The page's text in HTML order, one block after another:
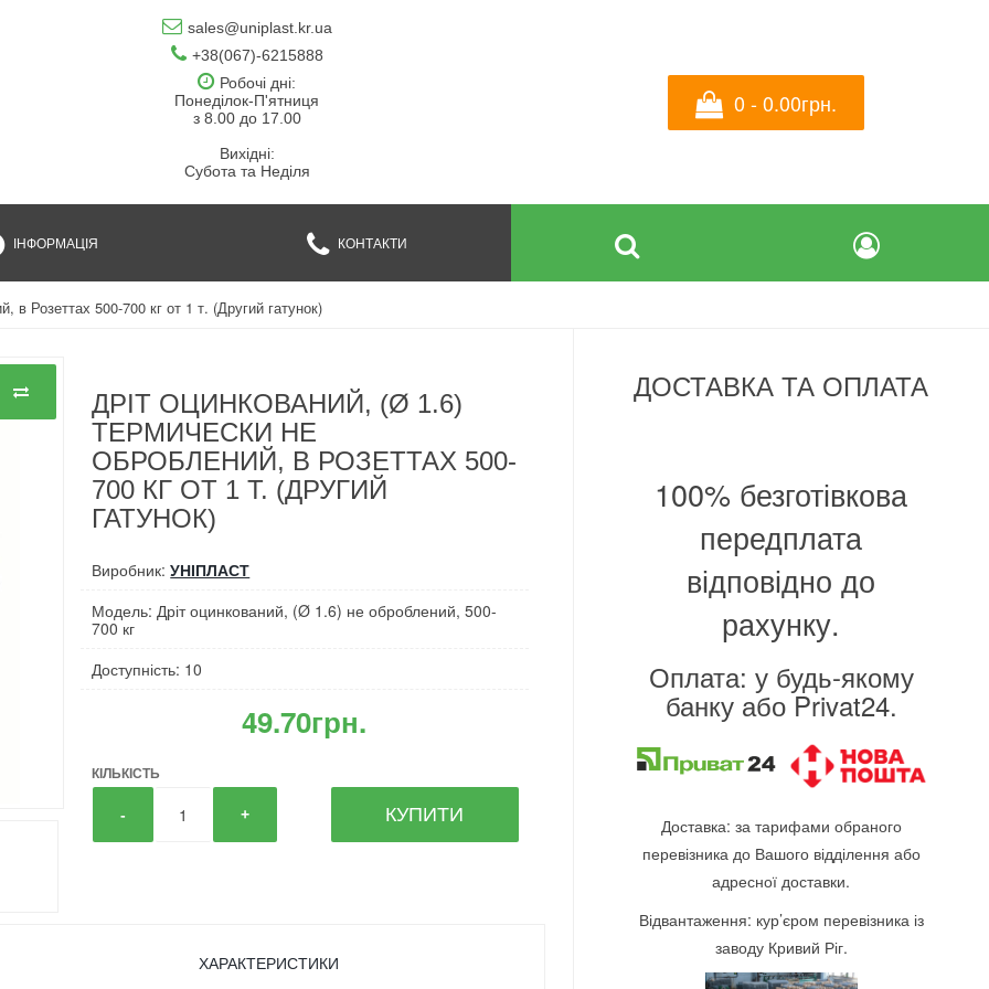
sales@uniplast.kr.ua
+38(067)-6215888
Робочі дні:
Понеділок-П'ятниця
з 8.00 до 17.00
Вихідні:
Субота та Неділя
0 - 0.00грн.
ІНФОРМАЦІЯ КОНТАКТИ
в Розеттах 500-700 кг от 1 т. (Другий гатунок)
ДРІТ ОЦИНКОВАНИЙ, (Ø 1.6)
ТЕРМИЧЕСКИ НЕ
ОБРОБЛЕНИЙ, В РОЗЕТТАХ 500-
700 КГ ОТ 1 Т. (ДРУГИЙ
ГАТУНОК)
Виробник:УНІПЛАСТ
Модель: Дріт оцинкований, (Ø 1.6) не оброблений, 500-
700 кг
Доступність: 10
49.70грн.
КІЛЬКІСТЬ
- + КУПИТИ
ХАРАКТЕРИСТИКИ
ДОСТАВКА ТА ОПЛАТА
100% безготівкова
передплата
відповідно до
рахунку.
Оплата: у будь-якому
банку або Privat24.
Доставка: за тарифами обраного
перевізника до Вашого відділення або
адресної доставки.
Відвантаження: кур’єром перевізника із
заводу Кривий Ріг.